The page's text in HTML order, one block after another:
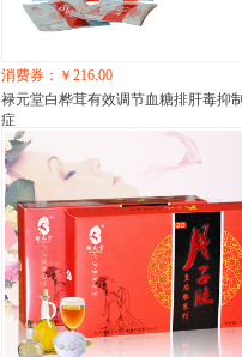
消费券：￥216.00
禄元堂白桦茸有效调节血糖排肝毒抑
症